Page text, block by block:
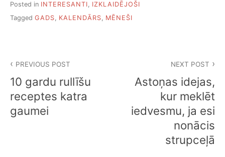
Posted in INTERESANTI, IZKLAIDĒJOŠI
Tagged GADS KALENDĀRS MĒNEŠI
izvēlne
PREVIOUS POST
10 gardu rullīšu
receptes katra
gaumei
NEXT POST
Astoņas idejas,
kur meklēt
iedvesmu, ja esi
nonācis
strupceļā